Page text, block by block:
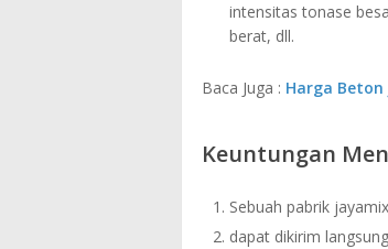
intensitas tonase
berat, dll.
Baca Juga : Harga Beton
Keuntungan
Sebuah pabrik
dapat dikirim